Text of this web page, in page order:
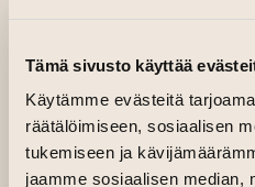
Tämä sivusto käyttää
Käytämme evästeitä
räätälöimiseen, sosiaalisen
tukemiseen ja
jaamme sosiaalisen median,
KRITISK
26.09.2025–28.09.2025